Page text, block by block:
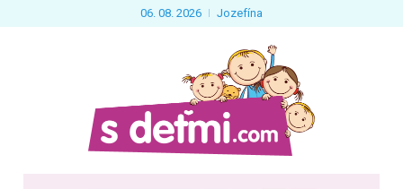
06. 08. 2026 Jozefína